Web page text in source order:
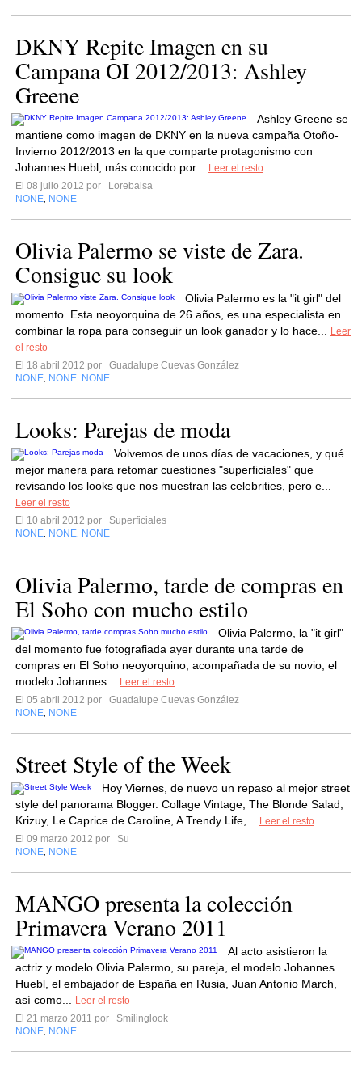
DKNY Repite Imagen en su
Campana OI 2012/2013: Ashley
Greene
Ashley Greene se
mantiene como imagen de DKNY en la nueva campaña Otoño-
Invierno 2012/2013 en la que comparte protagonismo con
Johannes Huebl, más conocido por...
Leer el resto
El 08 julio 2012 por
Lorebalsa
NONE NONE
Olivia Palermo se viste de Zara.
Consigue su look
Olivia Palermo es la "it girl" del
momento. Esta neoyorquina de 26 años, es una especialista en
combinar la ropa para conseguir un look ganador y lo hace...
Leer
el resto
El 18 abril 2012 por
Guadalupe Cuevas González
NONE NONE NONE
Looks: Parejas de moda
Volvemos de unos días de vacaciones, y qué
mejor manera para retomar cuestiones "superficiales" que
revisando los looks que nos muestran las celebrities, pero e...
Leer el resto
El 10 abril 2012 por
Superficiales
NONE NONE NONE
Olivia Palermo, tarde de compras en
El Soho con mucho estilo
Olivia Palermo, la "it girl"
del momento fue fotografiada ayer durante una tarde de
compras en El Soho neoyorquino, acompañada de su novio, el
modelo Johannes...
Leer el resto
El 05 abril 2012 por
Guadalupe Cuevas González
NONE NONE
Street Style of the Week
Hoy Viernes, de nuevo un repaso al mejor street
style del panorama Blogger. Collage Vintage, The Blonde Salad,
Krizuy, Le Caprice de Caroline, A Trendy Life,...
Leer el resto
El 09 marzo 2012 por
Su
NONE NONE
MANGO presenta la colección
Primavera Verano 2011
Al acto asistieron la
actriz y modelo Olivia Palermo, su pareja, el modelo Johannes
Huebl, el embajador de España en Rusia, Juan Antonio March,
así como...
Leer el resto
El 21 marzo 2011 por
Smilinglook
NONE NONE